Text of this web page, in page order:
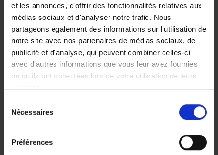
et les annonces, d'offrir des fonctionnalités relatives aux
médias sociaux et d'analyser notre trafic. Nous
partageons également des informations sur l'utilisation de
notre site avec nos partenaires de médias sociaux, de
publicité et d'analyse, qui peuvent combiner celles-ci
avec d'autres informations que vous leur avez fournies
ou qu'ils ont collectées lors de votre utilisation de leurs
services.
Vous pouvez librement donner, refuser ou retirer votre
consentement en sélectionnant les finalités ci-dessous.
cliquant sur le lien «
» en bas de
Nécessaires
Préférences
Des salariées de l’agence de
Caen participent à la
Rochambelle